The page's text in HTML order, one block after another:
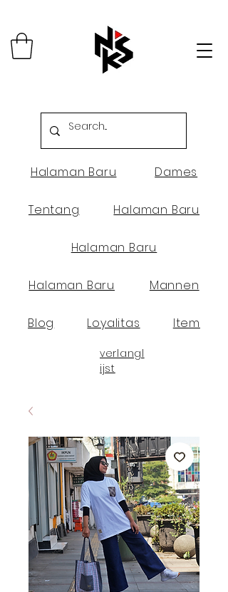
Halaman Baru Dames
Tentang Halaman Baru
Halaman Baru
Halaman Baru Mannen
Blog Loyalitas Item
verlangl
ijst